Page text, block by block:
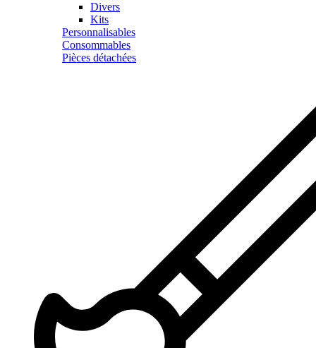
Divers
Kits
Personnalisables
Consommables
Pièces détachées